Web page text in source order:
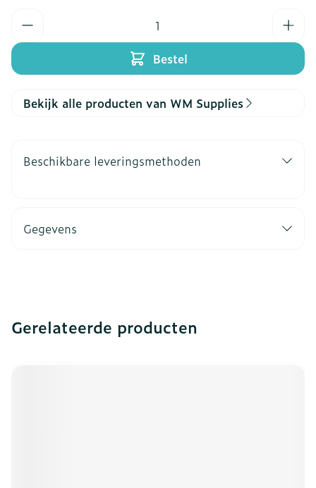
Bestel
Bekijk alle producten van WM Supplies
Beschikbare leveringsmethoden
Gegevens
Gerelateerde producten